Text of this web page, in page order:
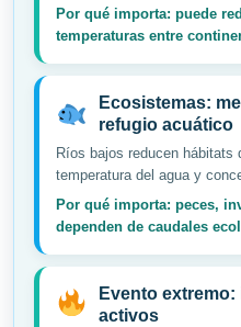
Por qué importa: puede
temperaturas entre
Ecosistemas:
refugio acuático
Ríos bajos reducen hábitats
temperatura del agua y
Por qué importa: peces,
dependen de caudales
Evento
activos